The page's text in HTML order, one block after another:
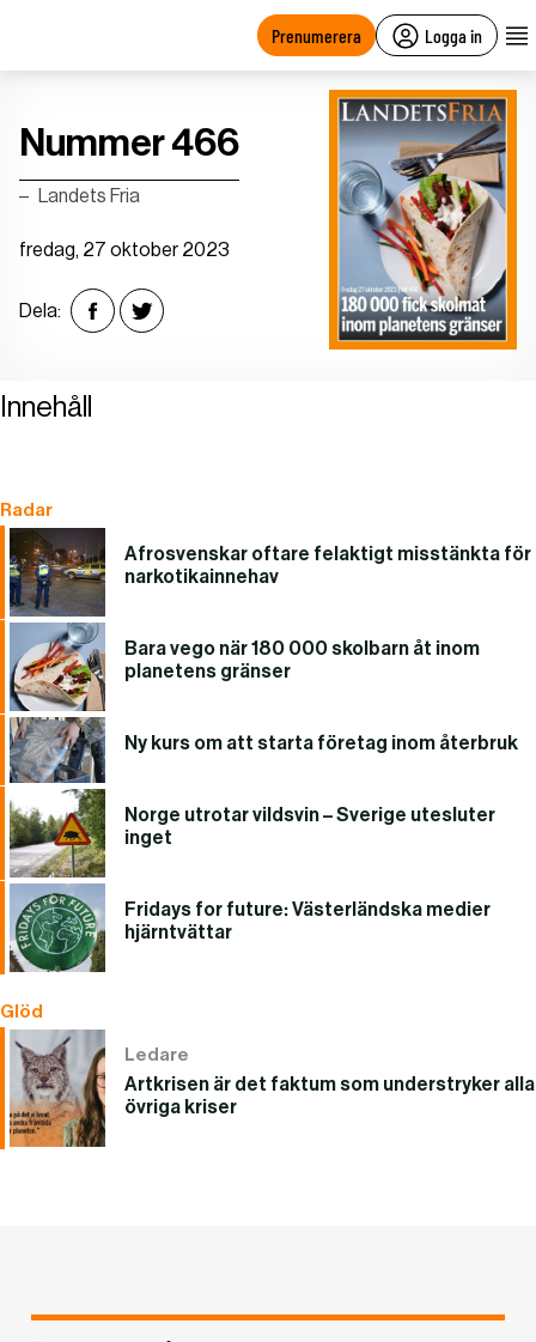
Prenumerera Logga in
Nummer 466
Landets Fria
fredag, 27 oktober 2023
Dela:
Innehåll
Radar
Afrosvenskar oftare felaktigt misstänkta för
narkotikainnehav
Bara vego när 180 000 skolbarn åt inom
planetens gränser
Ny kurs om att starta företag inom återbruk
Norge utrotar vildsvin – Sverige utesluter
inget
Fridays for future: Västerländska medier
hjärntvättar
Glöd
Ledare
Artkrisen är det faktum som understryker alla
övriga kriser